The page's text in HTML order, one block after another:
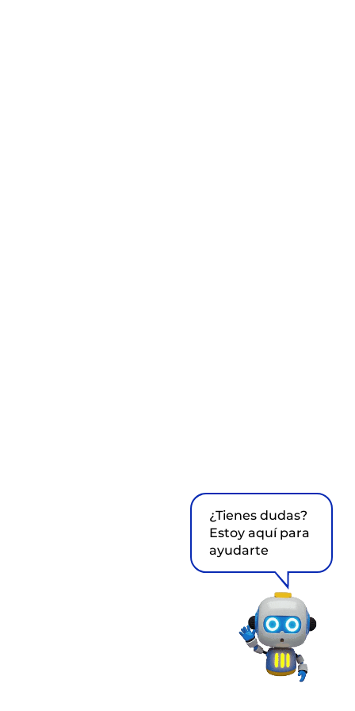
¿Tienes dudas?
Estoy aquí para
ayudarte